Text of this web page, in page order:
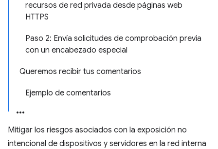
recursos de red privada desde páginas web
HTTPS
Paso 2: Envía solicitudes de comprobación previa
con un encabezado especial
Queremos recibir tus comentarios
Ejemplo de comentarios
Mitigar los riesgos asociados con la exposición no
intencional de dispositivos y servidores en la red interna